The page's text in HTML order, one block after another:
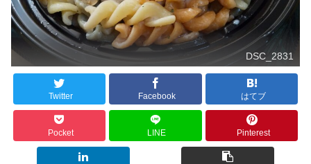
DSC_2831
Twitter Facebook はてブ
Pocket LINE Pinterest